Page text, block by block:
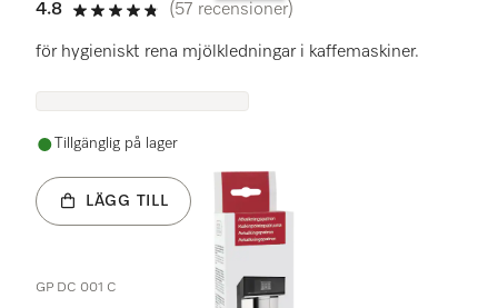
4.8
4.8 stars out of 5
(57 recensioner)
för hygieniskt rena mjölkledningar i kaffemaskiner.
Tillgänglig på lager
LÄGG TILL
GP DC 001 C